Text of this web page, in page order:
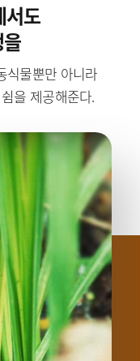
서도
식물뿐만 아니라
을 제공해준다.